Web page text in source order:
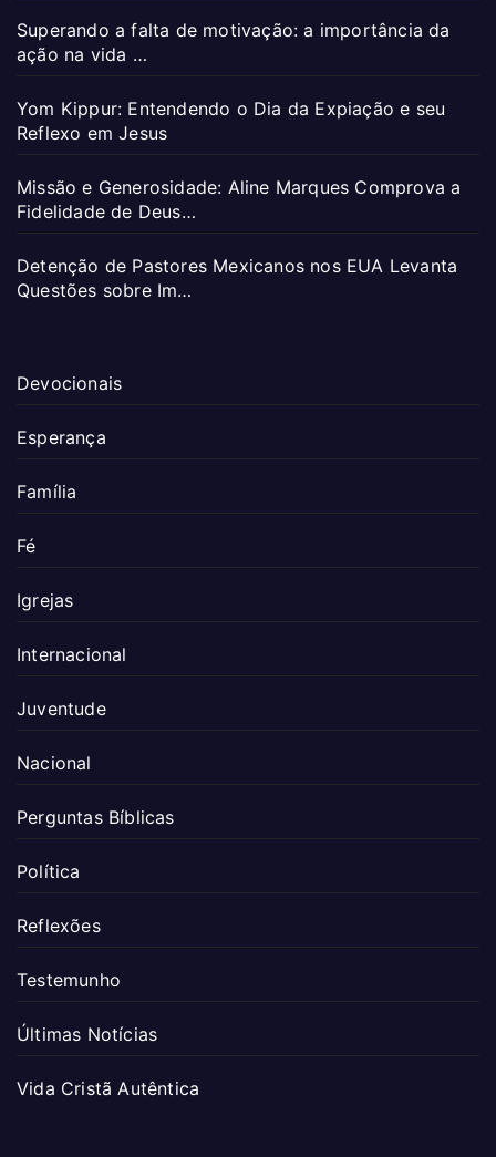
Superando a falta de motivação: a importância da
ação na vida …
Yom Kippur: Entendendo o Dia da Expiação e seu
Reflexo em Jesus
Missão e Generosidade: Aline Marques Comprova a
Fidelidade de Deus…
Detenção de Pastores Mexicanos nos EUA Levanta
Questões sobre Im…
Devocionais
Esperança
Família
Fé
Igrejas
Internacional
Juventude
Nacional
Perguntas Bíblicas
Política
Reflexões
Testemunho
Últimas Notícias
Vida Cristã Autêntica